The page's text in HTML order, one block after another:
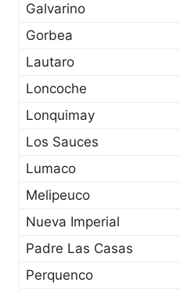
Galvarino
Gorbea
Lautaro
Loncoche
Lonquimay
Los Sauces
Lumaco
Melipeuco
Nueva Imperial
Padre Las Casas
Perquenco